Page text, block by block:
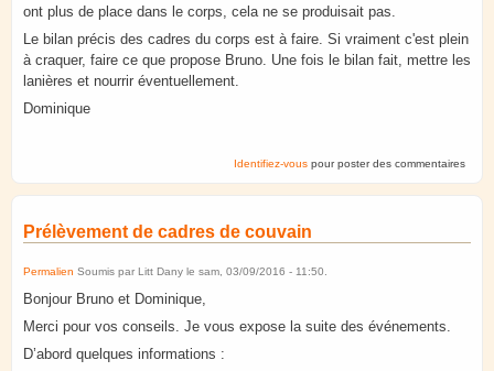
ont plus de place dans le corps, cela ne se produisait pas.
Le bilan précis des cadres du corps est à faire. Si vraiment c'est plein
à craquer, faire ce que propose Bruno. Une fois le bilan fait, mettre les
lanières et nourrir éventuellement.
Dominique
Identifiez-vous pour poster des commentaires
Prélèvement de cadres de couvain
Permalien Soumis par Litt Dany le sam, 03/09/2016 - 11:50
Bonjour Bruno et Dominique,
Merci pour vos conseils. Je vous expose la suite des événements.
D’abord quelques informations :